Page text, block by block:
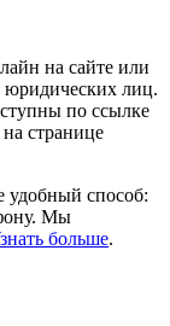
на сайте или
юридических лиц.
по ссылке
странице
удобный способ:
Мы
больше.